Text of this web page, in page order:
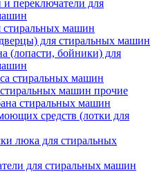
переключатели для
стиральных машин
для стиральных машин
(лопасти, бойники) для
стиральных машин
стиральных машин прочие
стиральных машин
средств (лотки для
люка для стиральных
для стиральных машин